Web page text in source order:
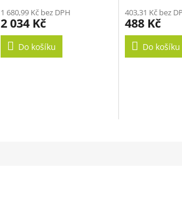
1 680,99 Kč bez DPH
2 034 Kč
Do košíku
403,31 Kč bez
488 Kč
Do košíku